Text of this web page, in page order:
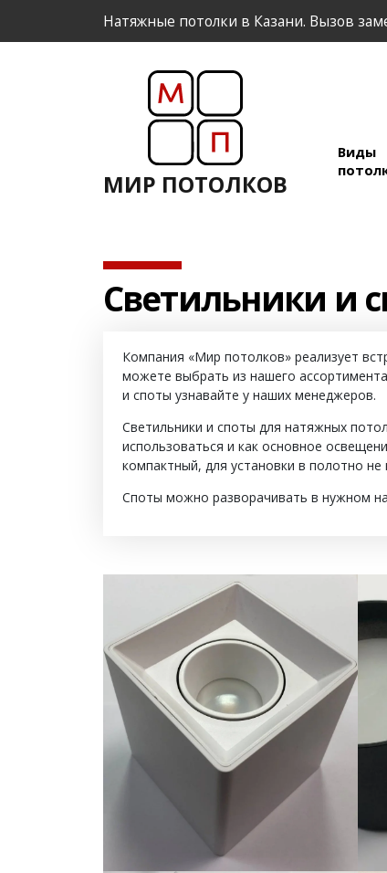
Натяжные потолки в Казани. Вызов
МИР ПОТОЛКОВ
Виды
Светильники и
Компания «Мир потолков» реализует
можете выбрать из нашего
и споты узнавайте у наших менеджеров.
Светильники и споты для натяжных
использоваться и как основное
компактный, для установки в полотно
Споты можно разворачивать в нужном